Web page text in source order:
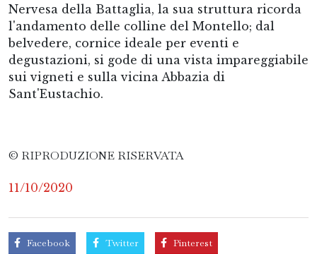
Nervesa della Battaglia, la sua struttura ricorda
l'andamento delle colline del Montello; dal
belvedere, cornice ideale per eventi e
degustazioni, si gode di una vista impareggiabile
sui vigneti e sulla vicina Abbazia di
Sant'Eustachio.
© RIPRODUZIONE RISERVATA
11/10/2020
Facebook Twitter Pinterest